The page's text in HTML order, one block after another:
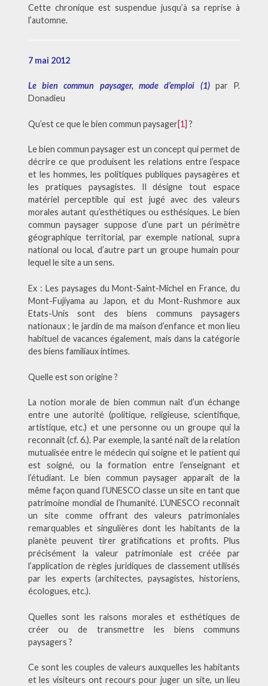
Cette chronique est suspendue jusqu’à sa reprise à
l’automne.
7 mai 2012
Le bien commun paysager, mode d’emploi (1)par P.
Donadieu
Qu’est ce que le bien commun paysager[1] ?
Le bien commun paysager est un concept qui permet de
décrire ce que produisent les relations entre l’espace
et les hommes, les politiques publiques paysagères et
les pratiques paysagistes. Il désigne tout espace
matériel perceptible qui est jugé avec des valeurs
morales autant qu’esthétiques ou esthésiques. Le bien
commun paysager suppose d’une part un périmètre
géographique territorial, par exemple national, supra
national ou local, d’autre part un groupe humain pour
lequel le site a un sens.
Ex : Les paysages du Mont-Saint-Michel en France, du
Mont-Fujiyama au Japon, et du Mont-Rushmore aux
Etats-Unis sont des biens communs paysagers
nationaux ; le jardin de ma maison d’enfance et mon lieu
habituel de vacances également, mais dans la catégorie
des biens familiaux intimes.
Quelle est son origine ?
La notion morale de bien commun naît d’un échange
entre une autorité (politique, religieuse, scientifique,
artistique, etc.) et une personne ou un groupe qui la
reconnaît (cf. 6.). Par exemple, la santé naît de la relation
mutualisée entre le médecin qui soigne et le patient qui
est soigné, ou la formation entre l’enseignant et
l’étudiant. Le bien commun paysager apparaît de la
même façon quand l’UNESCO classe un site en tant que
patrimoine mondial de l’humanité. L’UNESCO reconnaît
un site comme offrant des valeurs patrimoniales
remarquables et singulières dont les habitants de la
planète peuvent tirer gratifications et profits. Plus
précisément la valeur patrimoniale est créée par
l’application de règles juridiques de classement utilisés
par les experts (architectes, paysagistes, historiens,
écologues, etc.).
Quelles sont les raisons morales et esthétiques de
créer ou de transmettre les biens communs
paysagers ?
Ce sont les couples de valeurs auxquelles les habitants
et les visiteurs ont recours pour juger un site, un lieu